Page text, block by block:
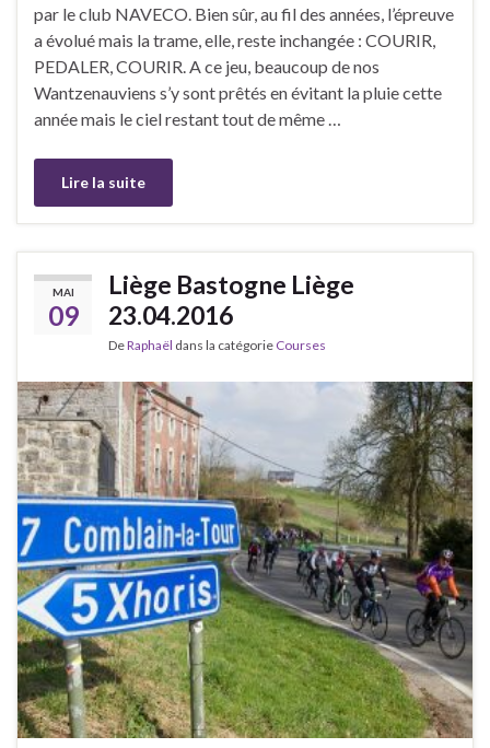
par le club NAVECO. Bien sûr, au fil des années, l’épreuve
a évolué mais la trame, elle, reste inchangée : COURIR,
PEDALER, COURIR. A ce jeu, beaucoup de nos
Wantzenauviens s’y sont prêtés en évitant la pluie cette
année mais le ciel restant tout de même …
Lire la suite
MAI
09
Liège Bastogne Liège
23.04.2016
DeRaphaël dans la catégorie Courses